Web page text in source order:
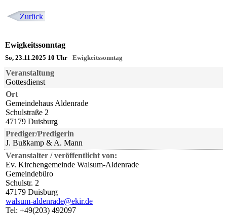
Zurück
Ewigkeitssonntag
So, 23.11.2025 10 Uhr Ewigkeitssonntag
Veranstaltung
Gottesdienst
Ort
Gemeindehaus Aldenrade
Schulstraße 2
47179 Duisburg
Prediger/Predigerin
J. Bußkamp & A. Mann
Veranstalter / veröffentlicht von:
Ev. Kirchengemeinde Walsum-Aldenrade
Gemeindebüro
Schulstr. 2
47179 Duisburg
walsum-aldenrade@ekir.de
Tel: +49(203) 492097